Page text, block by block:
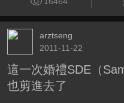
arztseng
2011-11-22
這一次婚禮SDE（
也剪進去了